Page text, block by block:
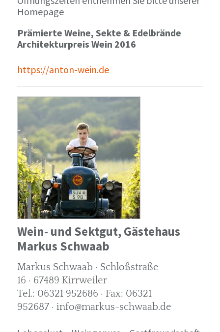
Homepage
Prämierte Weine, Sekte & Edelbrände
Architekturpreis Wein 2016
https://anton-wein.de
Wein- und Sektgut, Gästehaus
Markus Schwaab
Markus Schwaab · Schloßstraße
16 · 67489 Kirrweiler
Tel.: 06321 952686 · Fax: 06321
952687 · info@markus-schwaab.de